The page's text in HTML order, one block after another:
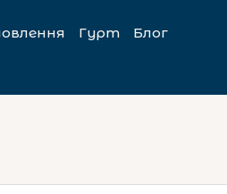
Гурт
Блог